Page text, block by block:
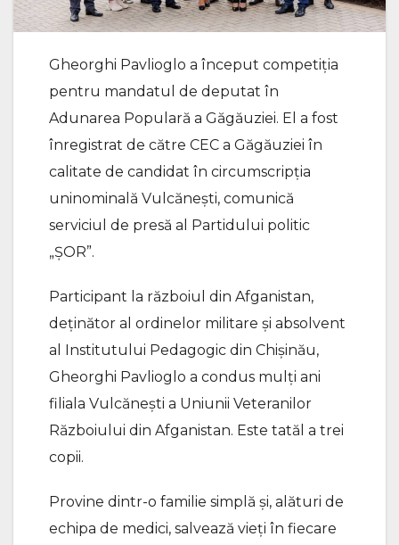
Gheorghi Pavlioglo a început competiția
pentru mandatul de deputat în
Adunarea Populară a Găgăuziei. El a fost
înregistrat de către CEC a Găgăuziei în
calitate de candidat în circumscripția
uninominală Vulcănești, comunică
serviciul de presă al Partidului politic
„ȘOR”.
Participant la războiul din Afganistan,
deținător al ordinelor militare și absolvent
al Institutului Pedagogic din Chișinău,
Gheorghi Pavlioglo a condus mulți ani
filiala Vulcănești a Uniunii Veteranilor
Războiului din Afganistan. Este tatăl a trei
copii.
Provine dintr-o familie simplă și, alături de
echipa de medici, salvează vieți în fiecare